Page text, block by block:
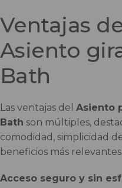
Ventajas
Asiento
Bath
Las ventajas del Asiento
Bath son múltiples,
comodidad, simplicidad
beneficios más
Acceso seguro y sin